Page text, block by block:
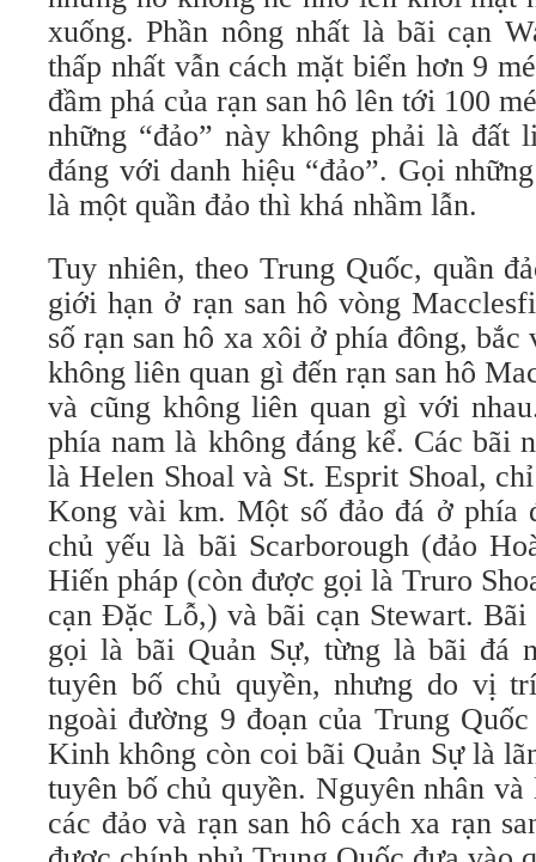
xuống. Phần nông nhất là bãi cạn
thấp nhất vẫn cách mặt biển hơn 9
đầm phá của rạn san hô lên tới 100
những “đảo” này không phải là đất
đáng với danh hiệu “đảo”. Gọi
là một quần đảo thì khá nhầm lẫn.
Tuy nhiên, theo Trung Quốc, quần
giới hạn ở rạn san hô vòng
số rạn san hô xa xôi ở phía đông, bắc
không liên quan gì đến rạn san hô
và cũng không liên quan gì với
phía nam là không đáng kể. Các bãi
là Helen Shoal và St. Esprit Shoal,
Kong vài km. Một số đảo đá ở phía
chủ yếu là bãi Scarborough (đảo
Hiến pháp (còn được gọi là Truro
cạn Đặc Lỗ,) và bãi cạn Stewart. Bãi
gọi là bãi Quản Sự, từng là bãi đá
tuyên bố chủ quyền, nhưng do vị
ngoài đường 9 đoạn của Trung
Kinh không còn coi bãi Quản Sự là
tuyên bố chủ quyền. Nguyên nhân
các đảo và rạn san hô cách xa rạn